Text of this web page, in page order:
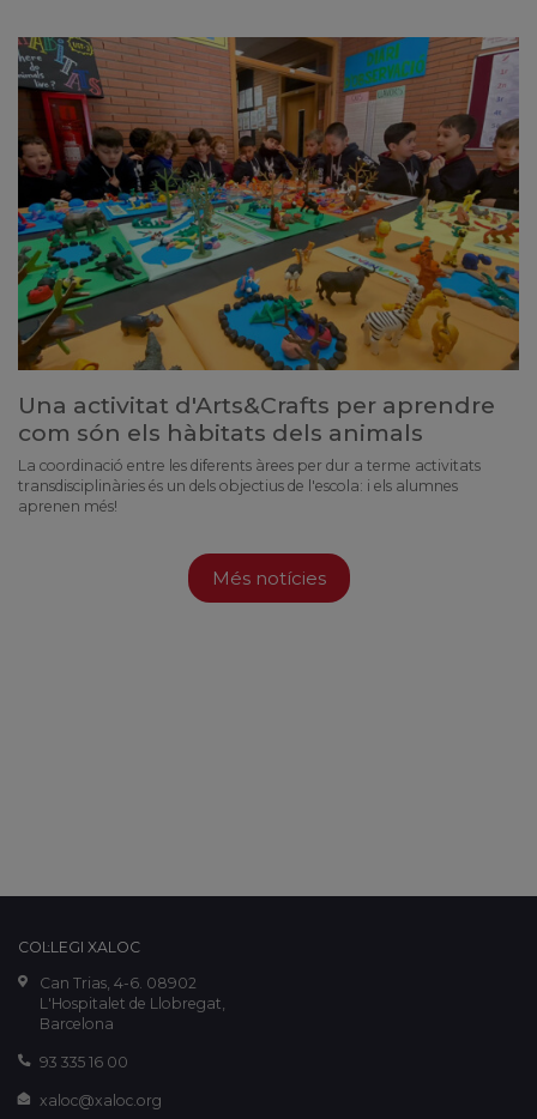
Una activitat d'Arts&Crafts per aprendre
com són els hàbitats dels animals
La coordinació entre les diferents àrees per dur a terme activitats
transdisciplinàries és un dels objectius de l'escola: i els alumnes
aprenen més!
Més notícies
COL·LEGI XALOC
Can Trias, 4-6. 08902
L'Hospitalet de Llobregat,
Barcelona
93 335 16 00
xaloc@xaloc.org